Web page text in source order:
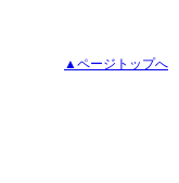
▲ページトップへ